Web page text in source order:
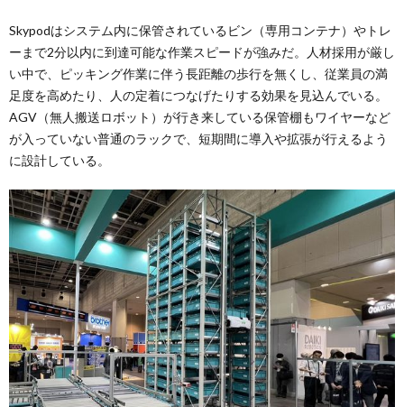
Skypodはシステム内に保管されているビン（専用コンテナ）やトレ
ーまで2分以内に到達可能な作業スピードが強みだ。人材採用が厳し
い中で、ピッキング作業に伴う長距離の歩行を無くし、従業員の満
足度を高めたり、人の定着につなげたりする効果を見込んでいる。
AGV（無人搬送ロボット）が行き来している保管棚もワイヤーなど
が入っていない普通のラックで、短期間に導入や拡張が行えるよう
に設計している。